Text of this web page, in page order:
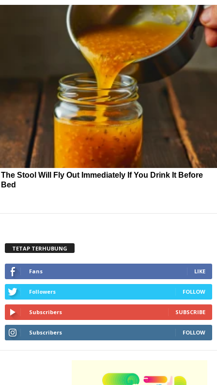
The Stool Will Fly Out Immediately If You Drink It Before
Bed
TETAP TERHUBUNG
Fans LIKE
Followers FOLLOW
Subscribers SUBSCRIBE
Subscribers FOLLOW